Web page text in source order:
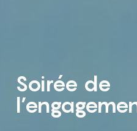
Soirée de